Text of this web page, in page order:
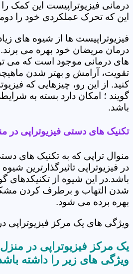
درمانی فیزیوتراپیست این کمک
این که تحرک عملکردی خود را
فیزیوتراپیست ها از شیوه های
درمان مریضان خود بهره می
های درمانی موجود است که می
تقویت، آرامش و بهتر شدن
کنید. از این رو، چیزهایی که
گویند ؛ امکان دارد بسته به
باشد.
تکنیک های دستی فیزیوتراپی در
منوال تراپی که به تکنیک های
در فیزیوتراپی تاثیرگذارترین
باشد.در این شیوه از تکنیکدهای
شدن التهاب و برطرف کردن
بهره برده می شود.
ویژگی های یک مرکز
یک مرکز فیزیوتراپی در
ویژگی های زیر را داشته